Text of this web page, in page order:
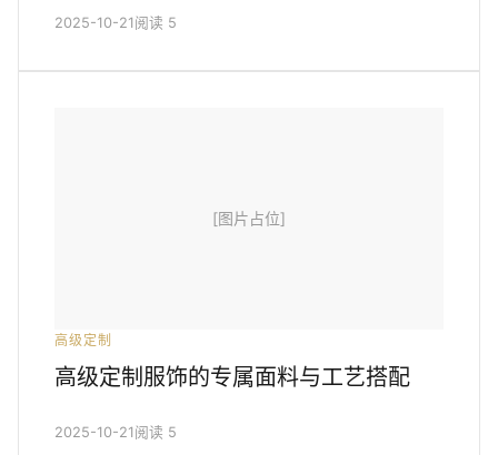
2025-10-21 阅读 5
[图片占位]
高级定制
高级定制服饰的专属面料与工艺搭配
2025-10-21 阅读 5